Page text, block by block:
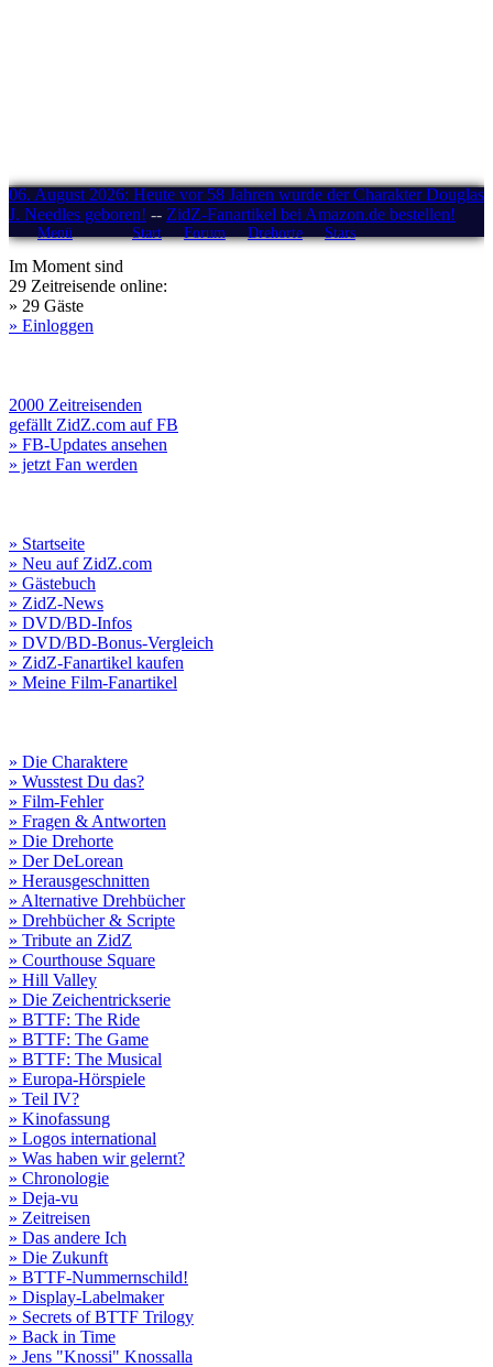
06. August 2026: Heute vor 58 Jahren wurde der Charakter Douglas
J. Needles geboren! -- ZidZ-Fanartikel bei Amazon.de bestellen!
Menü Start Forum Drehorte Stars
Im Moment sind
29 Zeitreisende online:
» 29 Gäste
» Einloggen
2000 Zeitreisenden
gefällt ZidZ.com auf FB
» FB-Updates ansehen
» jetzt Fan werden
» Startseite
» Neu auf ZidZ.com
» Gästebuch
» ZidZ-News
» DVD/BD-Infos
» DVD/BD-Bonus-Vergleich
» ZidZ-Fanartikel kaufen
» Meine Film-Fanartikel
» Die Charaktere
» Wusstest Du das?
» Film-Fehler
» Fragen & Antworten
» Die Drehorte
» Der DeLorean
» Herausgeschnitten
» Alternative Drehbücher
» Drehbücher & Scripte
» Tribute an ZidZ
» Courthouse Square
» Hill Valley
» Die Zeichentrickserie
» BTTF: The Ride
» BTTF: The Game
» BTTF: The Musical
» Europa-Hörspiele
» Teil IV?
» Kinofassung
» Logos international
» Was haben wir gelernt?
» Chronologie
» Deja-vu
» Zeitreisen
» Das andere Ich
» Die Zukunft
» BTTF-Nummernschild!
» Display-Labelmaker
» Secrets of BTTF Trilogy
» Back in Time
» Jens "Knossi" Knossalla